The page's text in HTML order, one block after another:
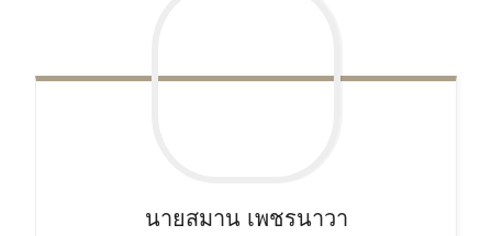
นายสมาน เพชรนาวา